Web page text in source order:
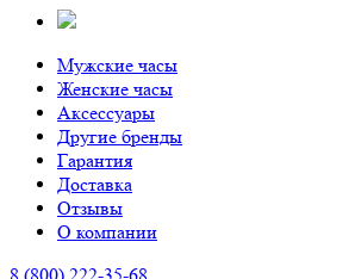
Мужские часы
Женские часы
Аксессуары
Другие бренды
Гарантия
Доставка
Отзывы
О компании